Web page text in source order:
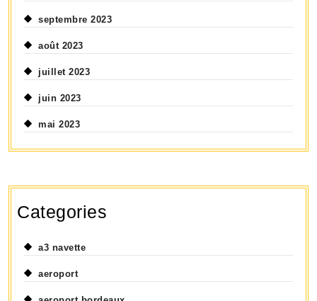
septembre 2023
août 2023
juillet 2023
juin 2023
mai 2023
Categories
a3 navette
aeroport